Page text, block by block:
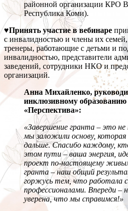
районной организации КРО
Республика Коми).
♥Принять участие в вебинаре
с инвалидностью и члены их
тренеры, работающие с детьми и
инвалидностью, представители
заведений, сотрудники НКО и
организаций.
Анна Михайленко,
инклюзивному
«Перспектива»:
«Завершение гранта – это
мы заложили основу, которая
дальше. Спасибо каждому,
этом пути – ваша энергия,
проект по-настоящему
гранта – наш общий
горжусь тем, что работала
профессионалами. Впереди –
уверена, что мы справимся!»